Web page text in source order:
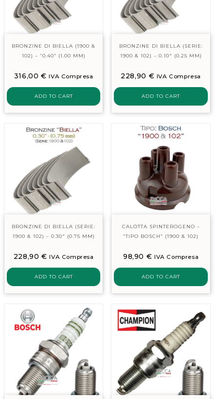
BRONZINE DI BIELLA (1900 &
102) – “0.40” (1.00 MM)
316,00€ IVA Compresa
ADD TO CART
BRONZINE DI BIELLA (SERIE:
1900 & 102) – 0.10″ (0.25 MM)
228,90 € IVA Compresa
ADD TO CART
BRONZINE DI BIELLA (SERIE:
1900 & 102) – 0.30″ (0.75 MM)
228,90€ IVA Compresa
ADD TO CART
CALOTTA SPINTEROGENO –
“TIPO BOSCH” (1900 & 102)
98,90 € IVA Compresa
ADD TO CART